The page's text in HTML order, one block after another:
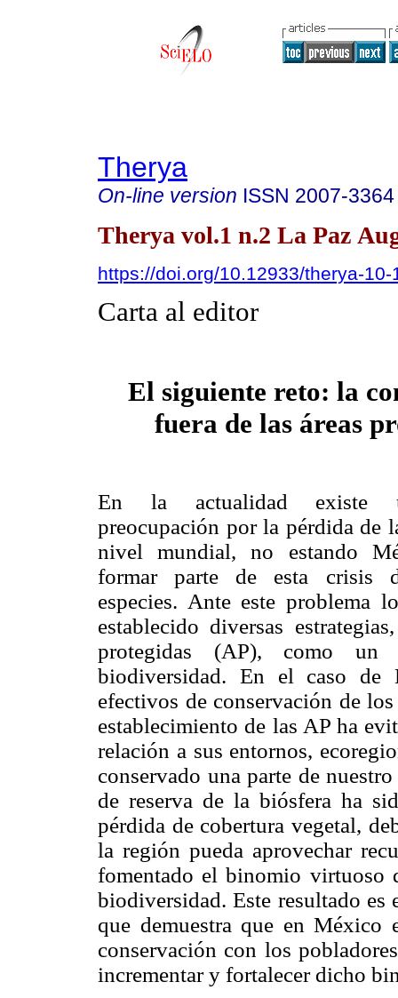
Therya
On-line version ISSN 2007-3364
Therya vol.1 n.2 La Paz
https://doi.org/10.12933/therya-10-
Carta al editor
El siguiente reto: la
fuera de las áreas
En la actualidad existe
preocupación por la pérdida de
nivel mundial, no estando
formar parte de esta crisis
especies. Ante este problema
establecido diversas
protegidas (AP), como un
biodiversidad. En el caso de
efectivos de conservación de
establecimiento de las AP ha
relación a sus entornos,
conservado una parte de
de reserva de la biósfera ha
pérdida de cobertura vegetal,
la región pueda aprovechar
fomentado el binomio virtuoso
biodiversidad. Este resultado
que demuestra que en México
conservación con los
incrementar y fortalecer dicho